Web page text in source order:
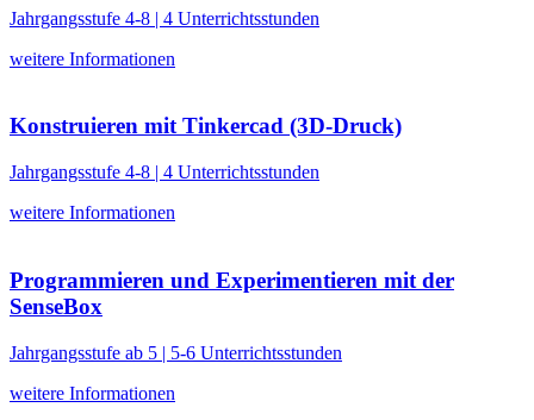
Jahrgangsstufe 4-8 | 4 Unterrichtsstunden
weitere Informationen
Konstruieren mit Tinkercad (3D-Druck)
Jahrgangsstufe 4-8 | 4 Unterrichtsstunden
weitere Informationen
Programmieren und Experimentieren mit der
SenseBox
Jahrgangsstufe ab 5 | 5-6 Unterrichtsstunden
weitere Informationen